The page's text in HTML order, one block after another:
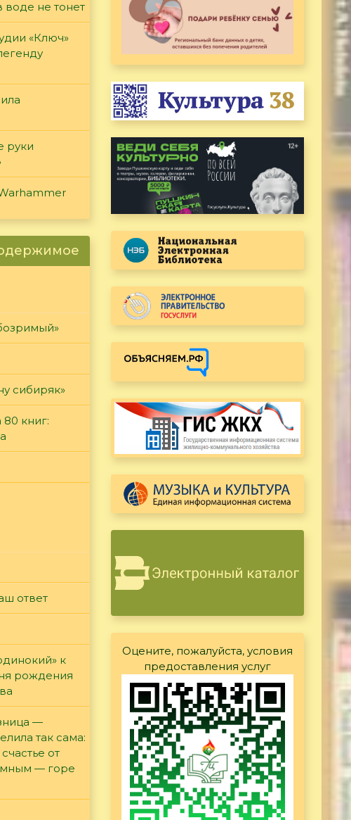
воде не тонет
«Ключ»
руки
сибиряк»
80 книг:
ответ
к
рождения
—
так сама:
от
— горе
Оцените, пожалуйста, условия
предоставления услуг